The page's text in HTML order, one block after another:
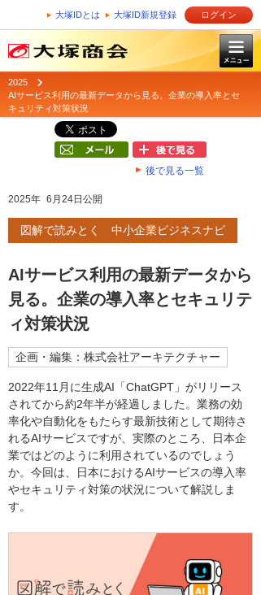
大塚IDとは 大塚ID新規登録 ログイン
2025
AIサービス利用の最新データから見る。企業の導入率とセ
キュリティ対策状況
後で見る一覧
2025年 6月24日公開
図解で読みとく 中小企業ビジネスナビ
AIサービス利用の最新データから
見る。企業の導入率とセキュリテ
ィ対策状況
企画・編集：株式会社アーキテクチャー
2022年11月に生成AI「ChatGPT」がリリース
されてから約2年半が経過しました。業務の効
率化や自動化をもたらす最新技術として期待さ
れるAIサービスですが、実際のところ、日本企
業ではどのように利用されているのでしょう
か。今回は、日本におけるAIサービスの導入率
やセキュリティ対策の状況について解説しま
す。